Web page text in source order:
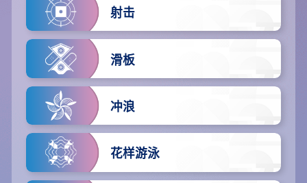
射击
滑板
冲浪
花样游泳